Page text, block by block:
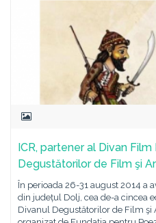
ICR, partener al Divan
Degustătorilor de Film şi
În perioada 26-31 august 2014 a
din județul Dolj, cea de-a cincea
Divanul Degustătorilor de Film şi